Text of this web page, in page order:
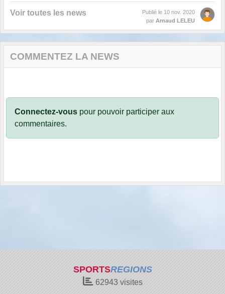
Voir toutes les news Publié le 10 nov. 2020
par Arnaud LELEU
COMMENTEZ LA NEWS
Connectez-vous pour pouvoir participer aux
commentaires.
SPORTSREGIONS
62943visites